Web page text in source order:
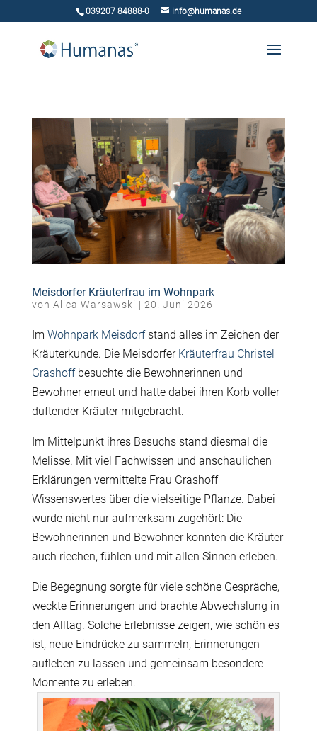
039207 84888-0 info@humanas.de
Meisdorfer Kräuterfrau im Wohnpark
von Alica Warsawski | 20. Juni 2026
Im Wohnpark Meisdorfstand alles im Zeichen der
Kräuterkunde. Die MeisdorferKräuterfrau Christel
Grashoff besuchte die Bewohnerinnen und
Bewohner erneut und hatte dabei ihren Korb voller
duftender Kräuter mitgebracht.
Im Mittelpunkt ihres Besuchs stand diesmal die
Melisse. Mit viel Fachwissen und anschaulichen
Erklärungen vermittelte Frau Grashoff
Wissenswertes über die vielseitige Pflanze. Dabei
wurde nicht nur aufmerksam zugehört: Die
Bewohnerinnen und Bewohner konnten die Kräuter
auch riechen, fühlen und mit allen Sinnen erleben.
Die Begegnung sorgte für viele schöne Gespräche,
weckte Erinnerungen und brachte Abwechslung in
den Alltag. Solche Erlebnisse zeigen, wie schön es
ist, neue Eindrücke zu sammeln, Erinnerungen
aufleben zu lassen und gemeinsam besondere
Momente zu erleben.